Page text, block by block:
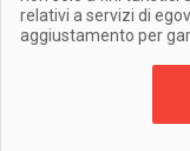
relativi a servizi di
aggiustamento per